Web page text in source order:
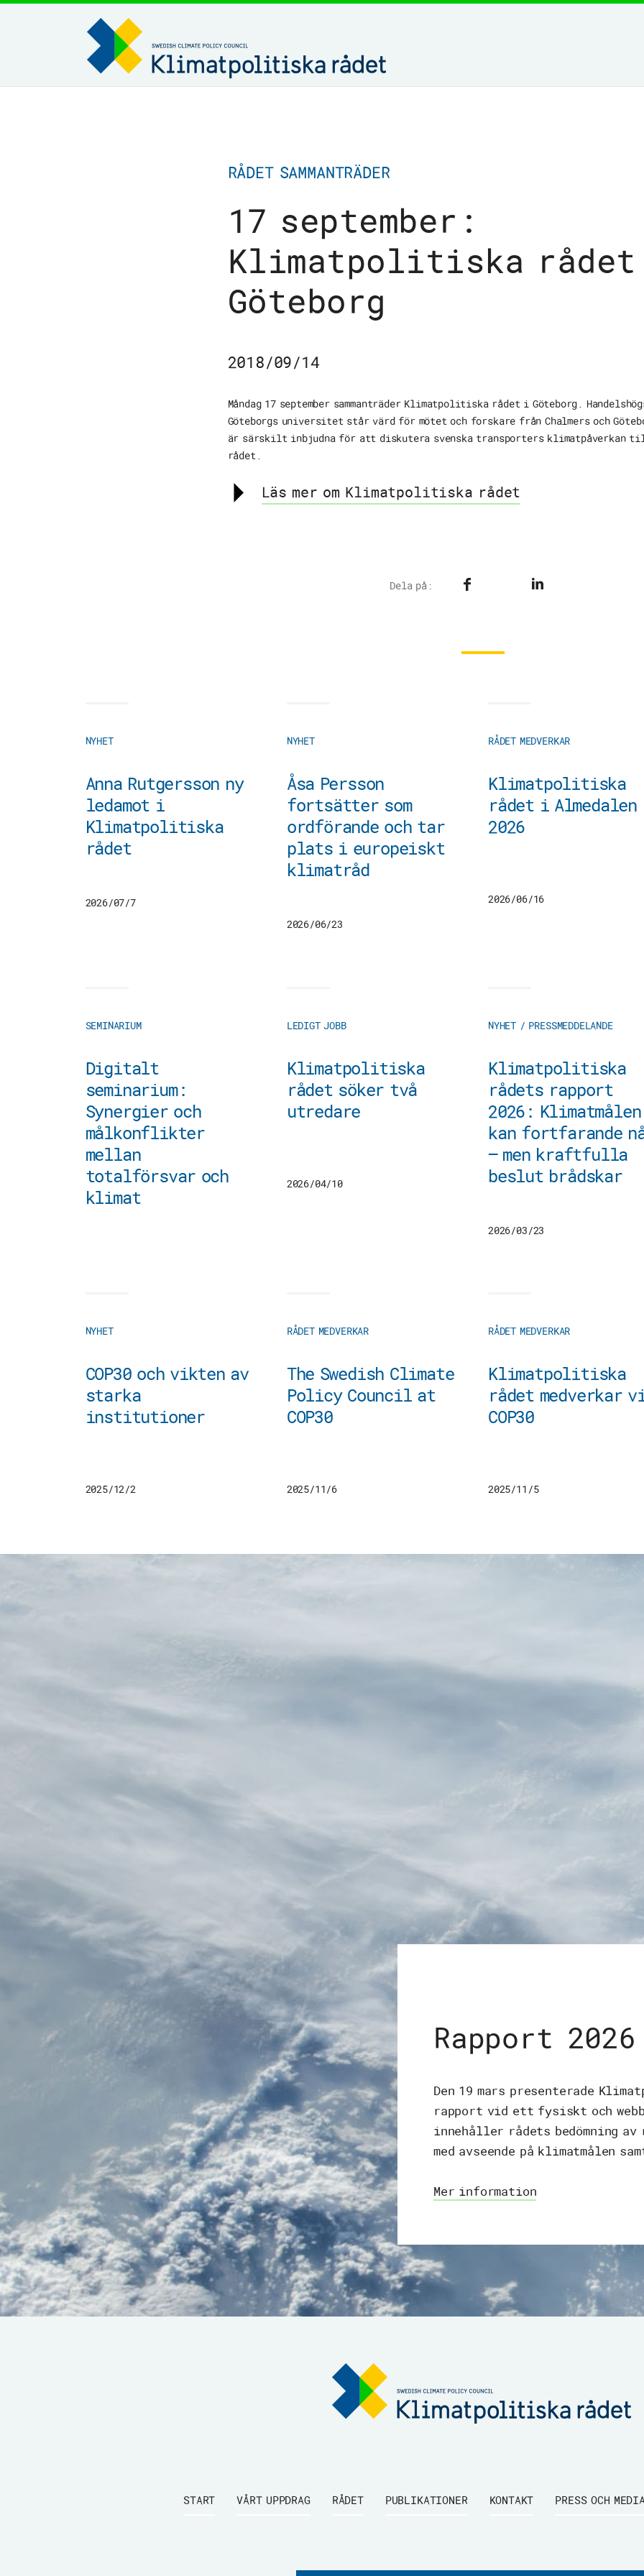
RÅDET SAMMANTRÄDER
17 september:
Klimatpolitiska
Göteborg
2018/09/14
Måndag 17 september sammanträder Klimatpolitiska rådet i Göteborg.
Göteborgs universitet står värd för mötet och forskare från Chalmers och
är särskilt inbjudna för att diskutera svenska transporters klimatpåverkan
rådet.
Läs mer om Klimatpolitiska rådet
Dela på:
NYHET
Anna Rutgersson ny
ledamot i
Klimatpolitiska
rådet
2026/07/7
NYHET
Åsa Persson
fortsätter som
ordförande och tar
plats i europeiskt
klimatråd
2026/06/23
RÅDET MEDVERKAR
Klimatpolitiska
rådet i Almedalen
2026
2026/06/16
SEMINARIUM
Digitalt
seminarium:
Synergier och
målkonflikter
mellan
totalförsvar och
klimat
LEDIGT JOBB
Klimatpolitiska
rådet söker två
utredare
2026/04/10
NYHET / PRESSMEDDELANDE
Klimatpolitiska
rådets rapport
2026: Klimatmålen
kan fortfarande
– men kraftfulla
beslut brådskar
2026/03/23
NYHET
COP30 och vikten av
starka
institutioner
2025/12/2
RÅDET MEDVERKAR
The Swedish Climate
Policy Council at
COP30
2025/11/6
RÅDET MEDVERKAR
Klimatpolitiska
rådet medverkar
COP30
2025/11/5
Rapport 2026
Den 19 mars presenterade
rapport vid ett fysiskt och
innehåller rådets bedömning
med avseende på klimatmålen
Mer information
START VÅRT UPPDRAG RÅDET PUBLIKATIONER KONTAKT PRESS OCH